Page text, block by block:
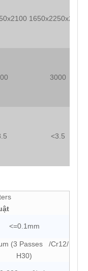
1650x2250x2100
3000
<3.5
<=0.1mm
(3 Passes /Cr12/
H30)